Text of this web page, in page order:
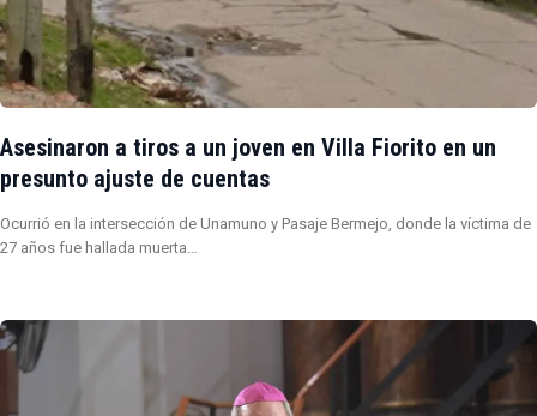
Asesinaron a tiros a un joven en Villa Fiorito en un
presunto ajuste de cuentas
Ocurrió en la intersección de Unamuno y Pasaje Bermejo, donde la víctima de
27 años fue hallada muerta…